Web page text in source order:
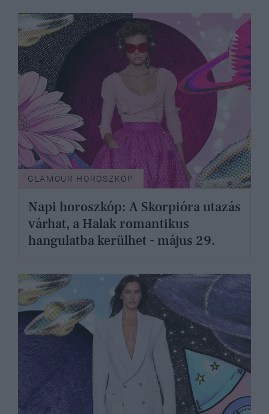
GLAMOUR HOROSZKÓP
Napi horoszkóp: A Skorpióra utazás
várhat, a Halak romantikus
hangulatba kerülhet - május 29.